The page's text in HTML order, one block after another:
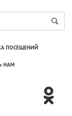
ПОСЕЩЕНИЙ
НАМ